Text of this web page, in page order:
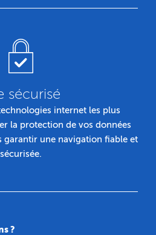
sécurisé
internet les plus
la protection de vos données
garantir une navigation fiable et
sécurisée.
?